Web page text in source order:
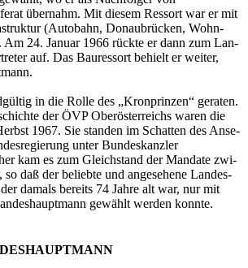
über­nahm. Mit die­sem Res­sort war er mit
(Au­to­bahn, Do­nau­brü­cken, Wohn­
Am 24. Ja­nu­ar 1966 rück­te er dann zum Lan­
auf. Das Bau­res­sort be­hielt er wei­ter,
in die Rolle des „Kron­prin­zen“ ge­ra­ten.
der ÖVP Ober­ös­ter­reichs waren die
1967. Sie stan­den im Schat­ten des An­se­
unter Bun­des­kanz­ler
kam es zum Gleich­stand der Man­da­te zwi­
daß der be­lieb­te und an­ge­se­he­ne Lan­des­
da­mals be­reits 74 Jahre alt war, nur mit
ge­wählt wer­den konn­te.